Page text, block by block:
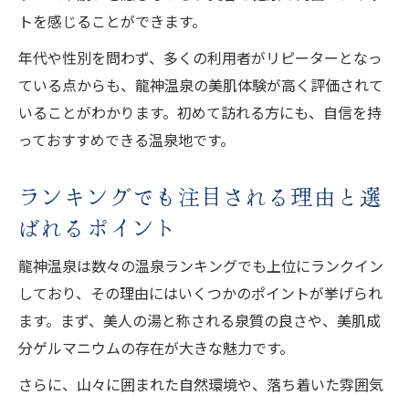
トを感じることができます。
年代や性別を問わず、多くの利用者がリピーターとなっ
ている点からも、龍神温泉の美肌体験が高く評価されて
いることがわかります。初めて訪れる方にも、自信を持
っておすすめできる温泉地です。
ランキングでも注目される理由と選
ばれるポイント
龍神温泉は数々の温泉ランキングでも上位にランクイン
しており、その理由にはいくつかのポイントが挙げられ
ます。まず、美人の湯と称される泉質の良さや、美肌成
分ゲルマニウムの存在が大きな魅力です。
さらに、山々に囲まれた自然環境や、落ち着いた雰囲気